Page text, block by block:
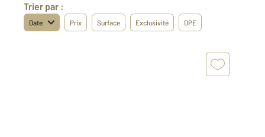
Trier par :
Date Prix Surface Exclusivité DPE